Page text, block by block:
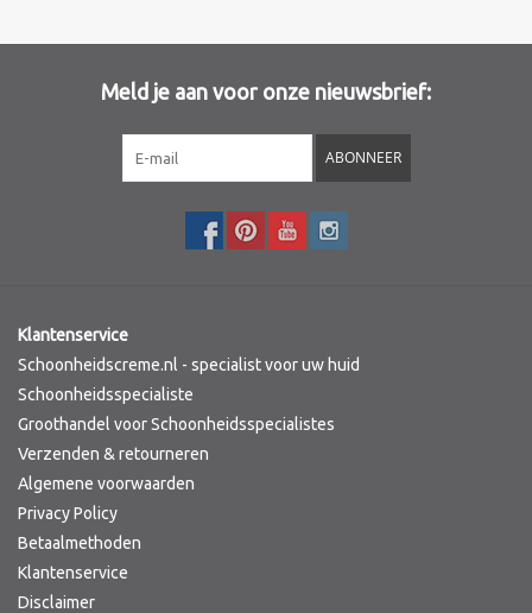
Sothys Paris
Fusion Meso
PCA SKINCARE
Ekseption Skincare
Blog
Meld je aan voor onze nieuwsbrief:
ABONNEER
Klantenservice
Schoonheidscreme.nl - specialist voor uw huid
Schoonheidsspecialiste
Groothandel voor Schoonheidsspecialistes
Verzenden & retourneren
Algemene voorwaarden
Privacy Policy
Betaalmethoden
Klantenservice
Disclaimer